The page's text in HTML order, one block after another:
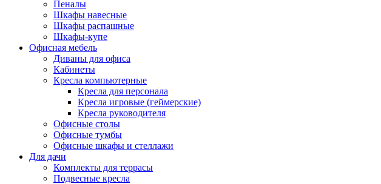
Пеналы
Шкафы навесные
Шкафы распашные
Шкафы-купе
Офисная мебель
Диваны для офиса
Кабинеты
Кресла компьютерные
Кресла для персонала
Кресла игровые (геймерские)
Кресла руководителя
Офисные столы
Офисные тумбы
Офисные шкафы и стеллажи
Для дачи
Комплекты для террасы
Подвесные кресла